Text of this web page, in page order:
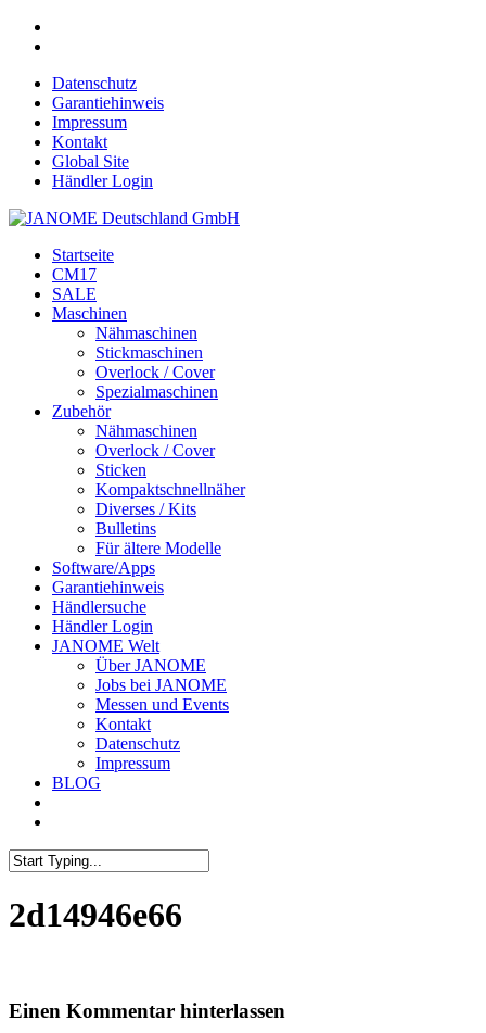
Datenschutz
Garantiehinweis
Impressum
Kontakt
Global Site
Händler Login
Startseite
CM17
SALE
Maschinen
Nähmaschinen
Stickmaschinen
Overlock / Cover
Spezialmaschinen
Zubehör
Nähmaschinen
Overlock / Cover
Sticken
Kompaktschnellnäher
Diverses / Kits
Bulletins
Für ältere Modelle
Software/Apps
Garantiehinweis
Händlersuche
Händler Login
JANOME Welt
Über JANOME
Jobs bei JANOME
Messen und Events
Kontakt
Datenschutz
Impressum
BLOG
2d14946e66
Einen Kommentar hinterlassen